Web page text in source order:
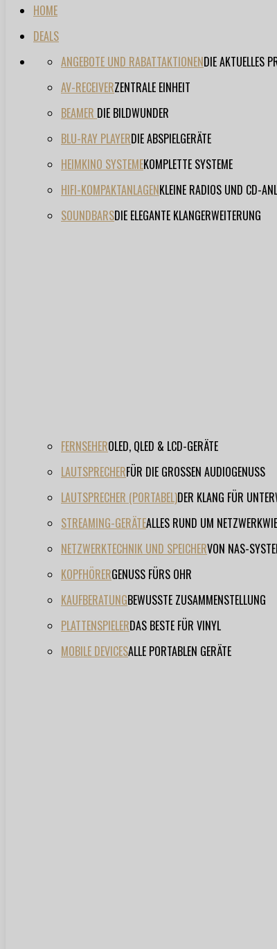
HOME
DEALS
ANGEBOTE UND RABATTAKTIONENDIE AKTUELLES
AV-RECEIVERZENTRALE EINHEIT
BEAMER DIE BILDWUNDER
BLU-RAY PLAYERDIE ABSPIELGERÄTE
HEIMKINO SYSTEMEKOMPLETTE SYSTEME
HIFI-KOMPAKTANLAGENKLEINE RADIOS UND CD-
SOUNDBARSDIE ELEGANTE KLANGERWEITERUNG
FERNSEHEROLED, QLED & LCD-GERÄTE
LAUTSPRECHERFÜR DIE GROSSEN AUDIOGENUSS
LAUTSPRECHER (PORTABEL)DER KLANG FÜR
STREAMING-GERÄTEALLES RUND UM
NETZWERKTECHNIK UND SPEICHERVON NAS-
KOPFHÖRERGENUSS FÜRS OHR
KAUFBERATUNGBEWUSSTE ZUSAMMENSTELLUNG
PLATTENSPIELERDAS BESTE FÜR VINYL
MOBILE DEVICESALLE PORTABLEN GERÄTE